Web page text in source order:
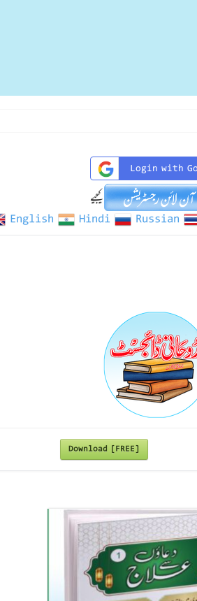
Login with
کیجیے
English Hindi Russian
Download [FREE]